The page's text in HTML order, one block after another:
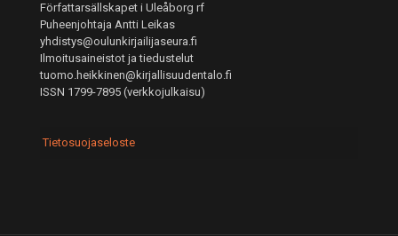
Författarsällskapet i Uleåborg rf
Puheenjohtaja Antti Leikas
yhdistys@oulunkirjailijaseura.fi
Ilmoitusaineistot ja tiedustelut
tuomo.heikkinen@kirjallisuudentalo.fi
ISSN 1799-7895 (verkkojulkaisu)
Tietosuojaseloste